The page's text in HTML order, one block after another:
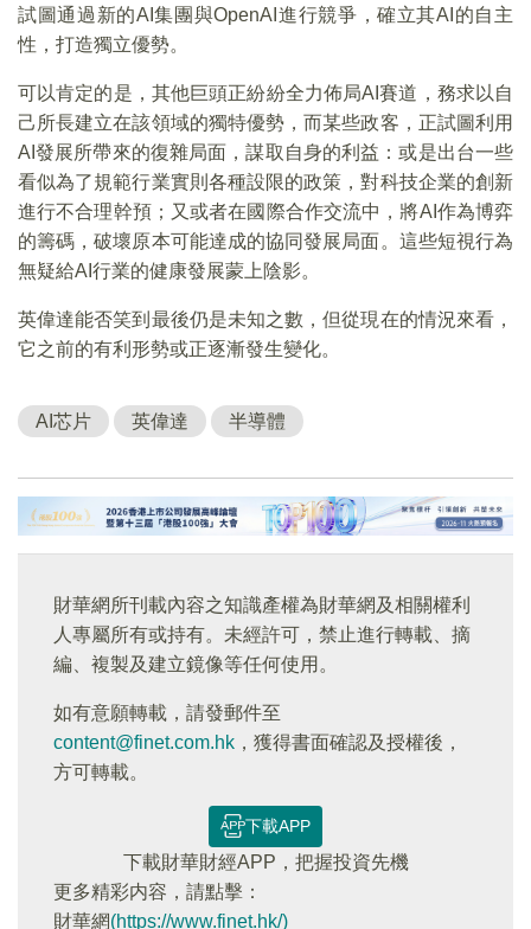
試圖通過新的AI集團與OpenAI進行競爭，確立其AI的自主
性，打造獨立優勢。
可以肯定的是，其他巨頭正紛紛全力佈局AI賽道，務求以自
己所長建立在該領域的獨特優勢，而某些政客，正試圖利用
AI發展所帶來的復雜局面，謀取自身的利益：或是出台一些
看似為了規範行業實則各種設限的政策，對科技企業的創新
進行不合理幹預；又或者在國際合作交流中，將AI作為博弈
的籌碼，破壞原本可能達成的協同發展局面。這些短視行為
無疑給AI行業的健康發展蒙上陰影。
英偉達能否笑到最後仍是未知之數，但從現在的情況來看，
它之前的有利形勢或正逐漸發生變化。
AI芯片 英偉達 半導體
財華網所刊載內容之知識產權為財華網及相關權利
人專屬所有或持有。未經許可，禁止進行轉載、摘
編、複製及建立鏡像等任何使用。
如有意願轉載，請發郵件至
content@finet.com.hk ，獲得書面確認及授權後，
方可轉載。
下載APP
下載財華財經APP，把握投資先機
更多精彩内容，請點擊：
財華網(https://www.finet.hk/)